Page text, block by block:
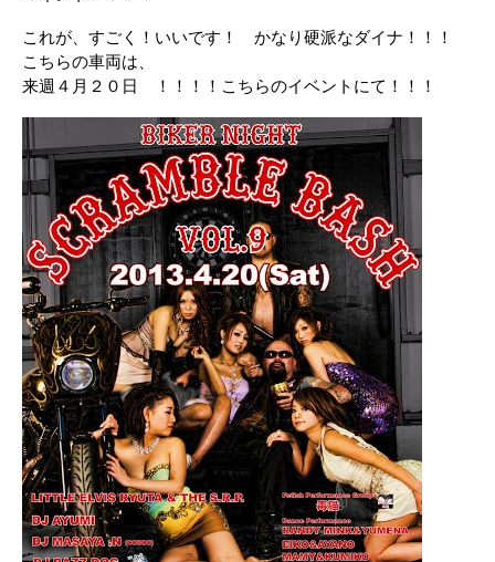
これが、すごく！いいです！ かなり硬派なダイナ！！！
こちらの車両は、
来週４月２０日 ！！！！こちらのイベントにて！！！